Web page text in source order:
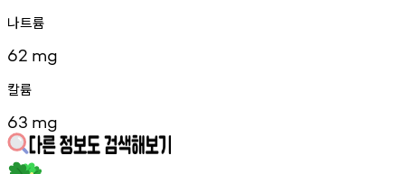
나트륨
62 mg
칼륨
63 mg